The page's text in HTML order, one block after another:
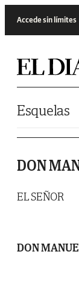
Accede sin límites
Esquelas
DON
EL SEÑOR
DON